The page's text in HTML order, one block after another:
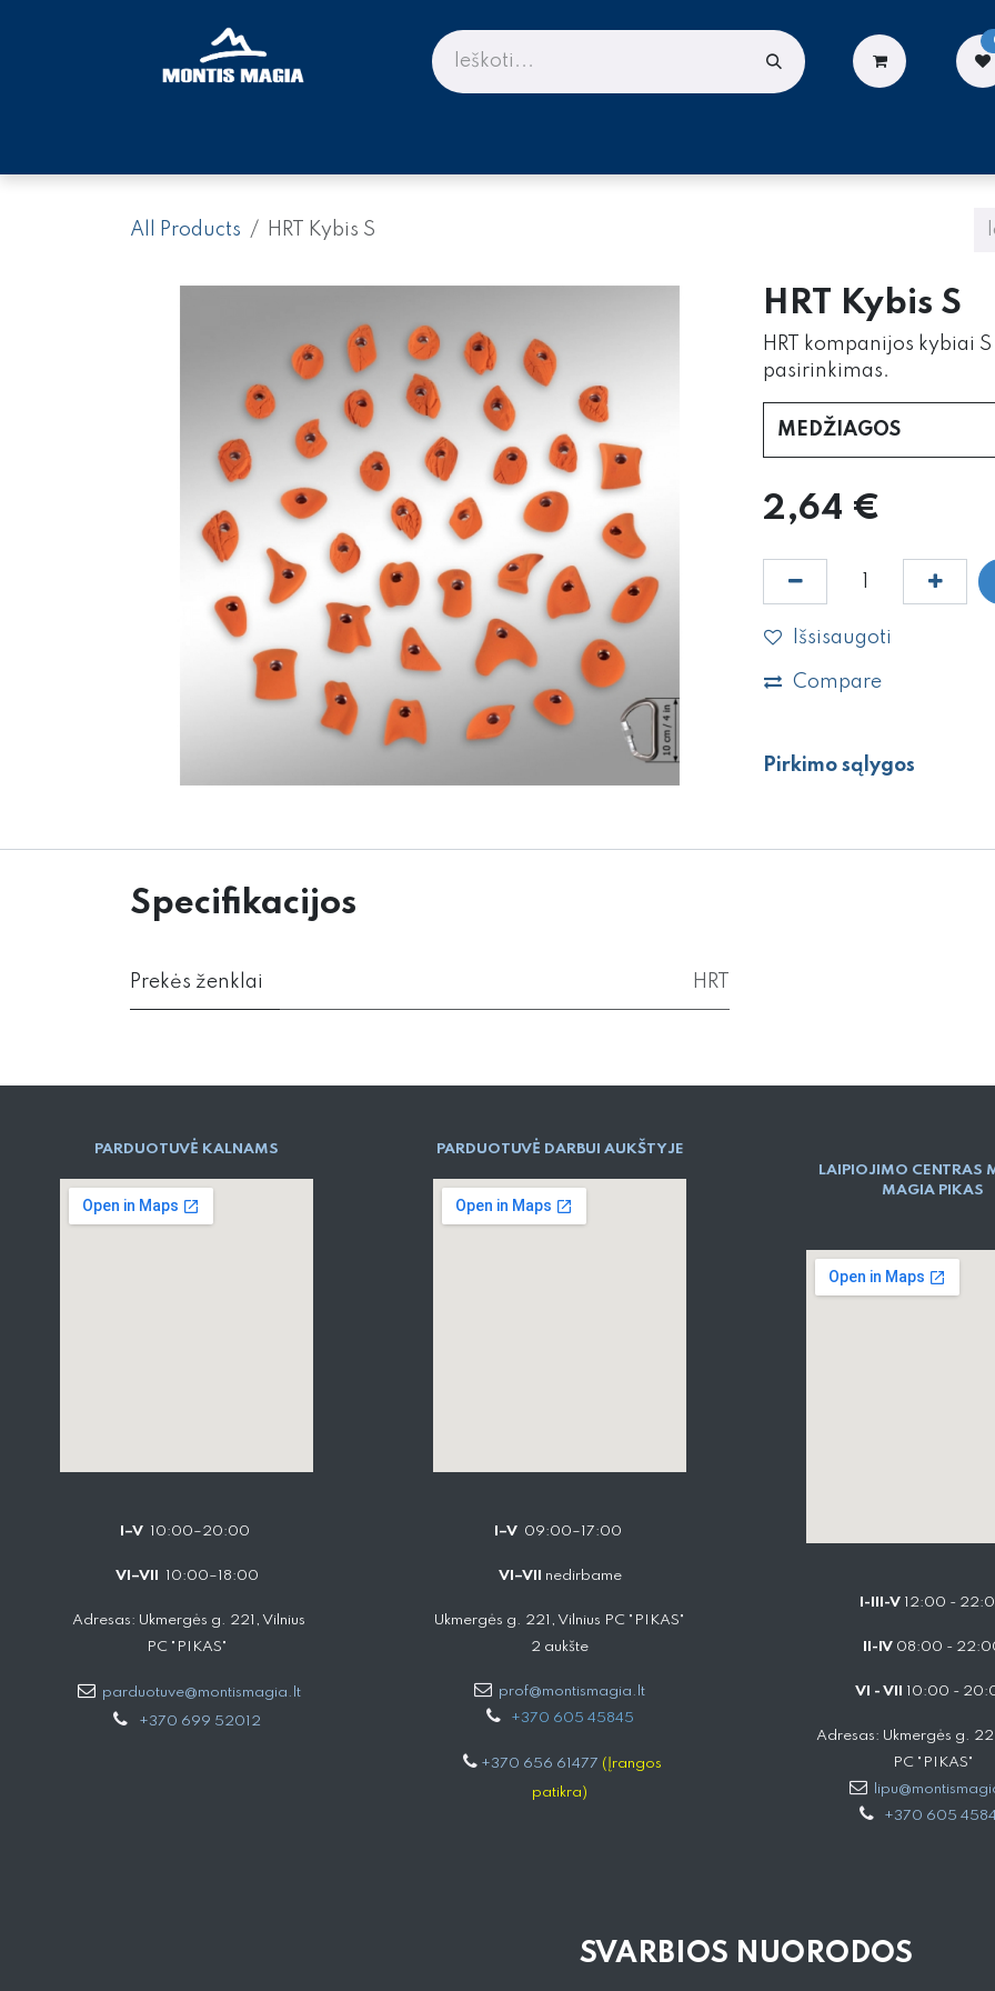
All Products HRT Kybis S
HRT Kybis S
HRT kompanijos kybiai
pasirinkimas.
MEDŽIAGOS
2,64 €
Išsisaugoti
Compare
Pirkimo sąlygos
Specifikacijos
Prekės ženklai HRT
PARD​UOTUVĖ​ KALNAMS
I–V 10:00–20:00
VI–VII 10:00–18:00
Adresas: Ukmergės g. 221, Vilnius
PC "PIKAS"
parduotuve@montismagia.lt
+370 699 52012
PARDUOTUVĖ DARBUI AUKŠTYJE
I–V 09:00–17:00
VI–VII nedirbame
Ukmergės g. 221, Vilnius PC "PIKAS"
2 aukšte
prof@montismagia.lt
+370 605 4584​5
+370 656 61477 (Įrangos
patikra)
LAIPIOJIMO CENTRAS
MAGIA PIKAS
I-III-V 12:00 -
II-IV 08:00 -
VI - VII 10:00 -
Adresas: Ukmergės g.
PC "PIKAS"
+370 605
SVARBIOS NUORODOS